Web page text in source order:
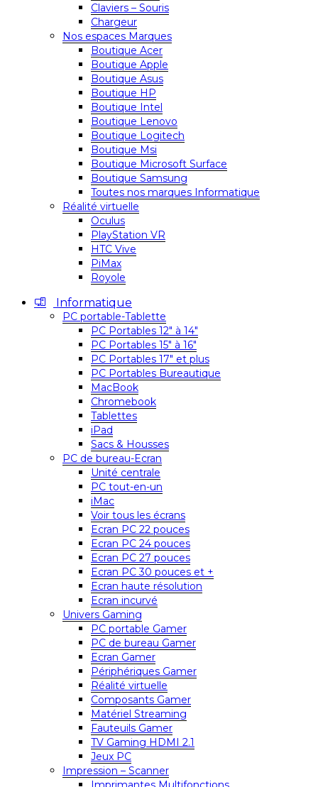
Claviers – Souris
Chargeur
Nos espaces Marques
Boutique Acer
Boutique Apple
Boutique Asus
Boutique HP
Boutique Intel
Boutique Lenovo
Boutique Logitech
Boutique Msi
Boutique Microsoft Surface
Boutique Samsung
Toutes nos marques Informatique
Réalité virtuelle
Oculus
PlayStation VR
HTC Vive
PiMax
Royole
Informatique
PC portable-Tablette
PC Portables 12″ à 14″
PC Portables 15″ à 16″
PC Portables 17″ et plus
PC Portables Bureautique
MacBook
Chromebook
Tablettes
iPad
Sacs & Housses
PC de bureau-Ecran
Unité centrale
PC tout-en-un
iMac
Voir tous les écrans
Ecran PC 22 pouces
Ecran PC 24 pouces
Ecran PC 27 pouces
Ecran PC 30 pouces et +
Ecran haute résolution
Ecran incurvé
Univers Gaming
PC portable Gamer
PC de bureau Gamer
Ecran Gamer
Périphériques Gamer
Réalité virtuelle
Composants Gamer
Matériel Streaming
Fauteuils Gamer
TV Gaming HDMI 2.1
Jeux PC
Impression – Scanner